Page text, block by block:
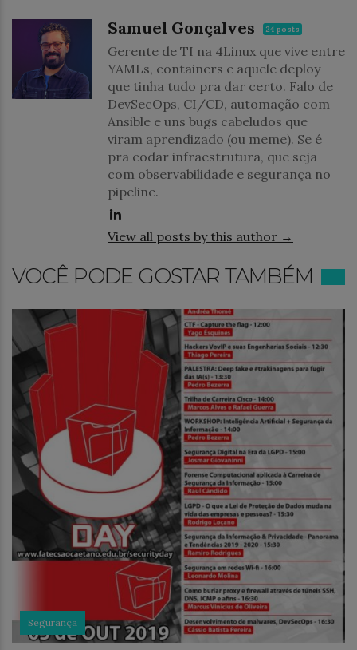
Samuel Gonçalves 24 posts
Gerente de TI na 4Linux que vive entre
YAMLs, containers e aquele deploy
que tinha tudo pra dar certo. Falo de
DevSecOps, CI/CD, automação com
Ansible e uns bugs cabeludos que
viram aprendizado (ou meme). Se é
pra codar infraestrutura, que seja
com observabilidade e segurança no
pipeline.
View all posts by this author →
VOCÊ PODE GOSTAR TAMBÉM
Segurança